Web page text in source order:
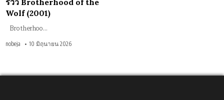
รีวิว Brotherhood of the
Wolf (2001)
Brotherhoo…
nobeja 10 มิถุนายน 2026